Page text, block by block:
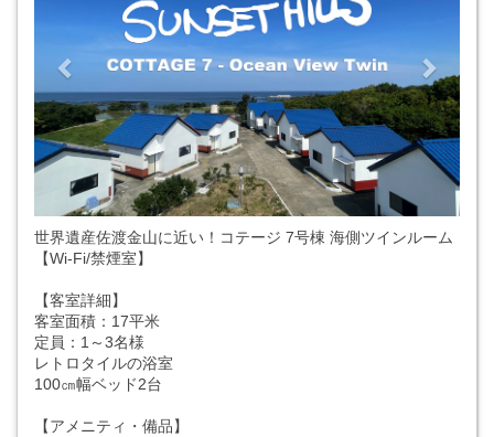
世界遺産佐渡金山に近い！コテージ 7号棟 海側ツインルーム
【Wi-Fi/禁煙室】
【客室詳細】
客室面積：17平米
定員：1～3名様
レトロタイルの浴室
100㎝幅ベッド2台
【アメニティ・備品】